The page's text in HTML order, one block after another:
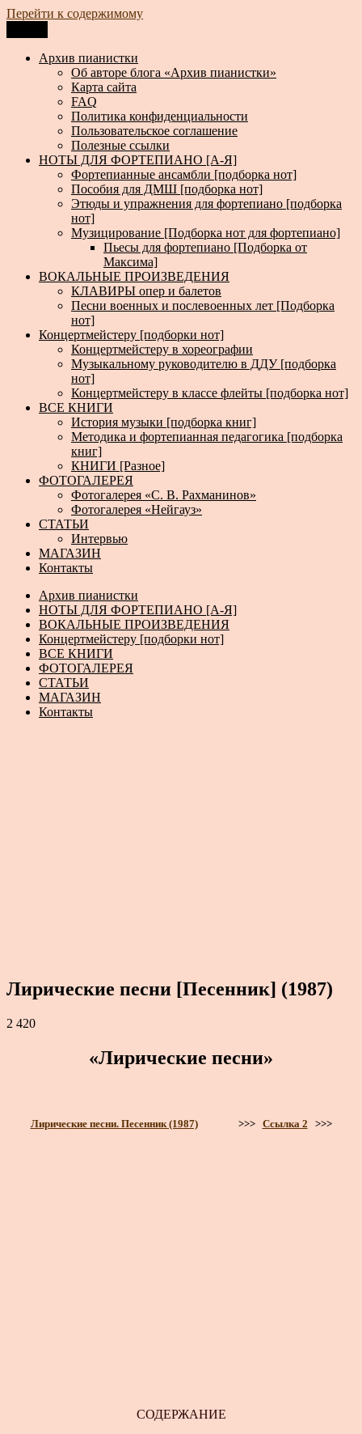
Перейти к содержимому
Архив пианистки
Всё для пианистов: ноты, книги, музыка, статьи…
Архив пианистки
Об авторе блога «Архив пианистки»
Карта сайта
FAQ
Политика конфиденциальности
Пользовательское соглашение
Полезные ссылки
НОТЫ ДЛЯ ФОРТЕПИАНО [А-Я]
Фортепианные ансамбли [подборка нот]
Пособия для ДМШ [подборка нот]
Этюды и упражнения для фортепиано [подборка
нот]
Музицирование [Подборка нот для фортепиано]
Пьесы для фортепиано [Подборка от
Максима]
ВОКАЛЬНЫЕ ПРОИЗВЕДЕНИЯ
КЛАВИРЫ опер и балетов
Песни военных и послевоенных лет [Подборка
нот]
Концертмейстеру [подборки нот]
Концертмейстеру в хореографии
Музыкальному руководителю в ДДУ [подборка
нот]
Концертмейстеру в классе флейты [подборка нот]
ВСЕ КНИГИ
История музыки [подборка книг]
Методика и фортепианная педагогика [подборка
книг]
КНИГИ [Разное]
ФОТОГАЛЕРЕЯ
Фотогалерея «С. В. Рахманинов»
Фотогалерея «Нейгауз»
СТАТЬИ
Интервью
МАГАЗИН
Контакты
Архив пианистки
НОТЫ ДЛЯ ФОРТЕПИАНО [А-Я]
ВОКАЛЬНЫЕ ПРОИЗВЕДЕНИЯ
Концертмейстеру [подборки нот]
ВСЕ КНИГИ
ФОТОГАЛЕРЕЯ
СТАТЬИ
МАГАЗИН
Контакты
Лирические песни [Песенник] (1987)
2 420
«Лирические песни»
Лирические песни. Песенник (1987) >>> Ссылка 2 >>>
СОДЕРЖАНИЕ